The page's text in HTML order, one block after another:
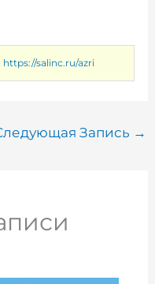
https://salinc.ru/azri
Запись →